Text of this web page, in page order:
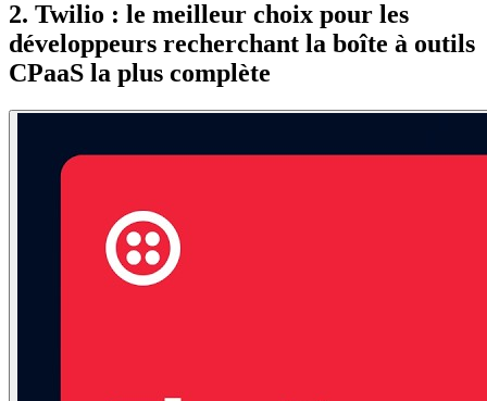
2. Twilio : le meilleur choix pour les
développeurs recherchant la boîte à outils
CPaaS la plus complète